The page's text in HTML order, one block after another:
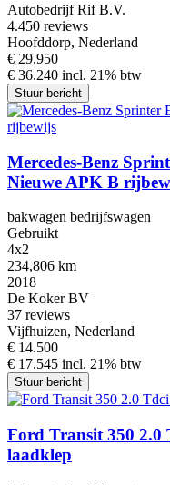
Autobedrijf Rif B.V.
4.450 reviews
Hoofddorp, Nederland
€ 29.950
€ 36.240 incl. 21% btw
Stuur bericht
Mercedes-Benz
Nieuwe APK B
bakwagen bedrijfswagen
Gebruikt
4x2
234,806 km
2018
De Koker BV
37 reviews
Vijfhuizen, Nederland
€ 14.500
€ 17.545 incl. 21% btw
Stuur bericht
Ford Transit 350 2.0
laadklep